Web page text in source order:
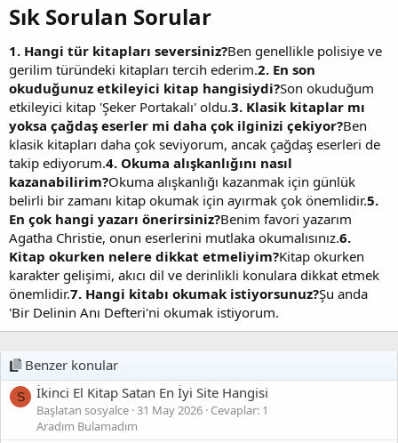
Sık Sorulan Sorular​
1. Hangi tür kitapları seversiniz?Ben genellikle polisiye ve
gerilim türündeki kitapları tercih ederim.2. En son
okuduğunuz etkileyici kitap hangisiydi?Son okuduğum
etkileyici kitap 'Şeker Portakalı' oldu.3. Klasik kitaplar mı
yoksa çağdaş eserler mi daha çok ilginizi çekiyor?Ben
klasik kitapları daha çok seviyorum, ancak çağdaş eserleri de
takip ediyorum.4. Okuma alışkanlığını nasıl
kazanabilirim?Okuma alışkanlığı kazanmak için günlük
belirli bir zamanı kitap okumak için ayırmak çok önemlidir.5.
En çok hangi yazarı önerirsiniz?Benim favori yazarım
Agatha Christie, onun eserlerini mutlaka okumalısınız.6.
Kitap okurken nelere dikkat etmeliyim?Kitap okurken
karakter gelişimi, akıcı dil ve derinlikli konulara dikkat etmek
önemlidir.7. Hangi kitabı okumak istiyorsunuz?Şu anda
'Bir Delinin Anı Defteri'ni okumak istiyorum.
Benzer konular
S İkinci El Kitap Satan En İyi Site Hangisi
Başlatan sosyalce 31 May 2026 Cevaplar: 1
Aradım Bulamadım